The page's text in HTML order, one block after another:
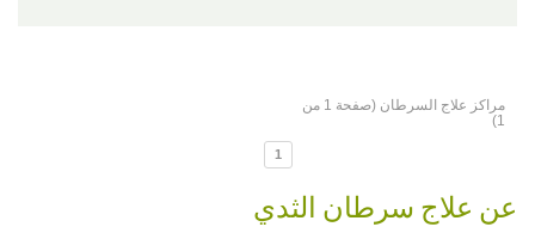
مراكز علاج السرطان (صفحة 1 من
1)
1
عن علاج سرطان الثدي